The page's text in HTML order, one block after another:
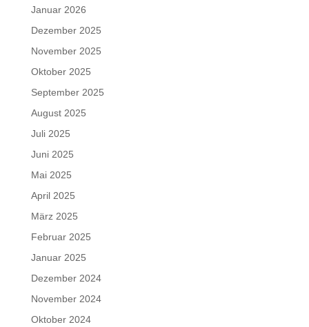
Januar 2026
Dezember 2025
November 2025
Oktober 2025
September 2025
August 2025
Juli 2025
Juni 2025
Mai 2025
April 2025
März 2025
Februar 2025
Januar 2025
Dezember 2024
November 2024
Oktober 2024